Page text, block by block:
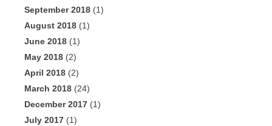
September 2018 (1)
August 2018 (1)
June 2018 (1)
May 2018 (2)
April 2018 (2)
March 2018 (24)
December 2017 (1)
July 2017 (1)